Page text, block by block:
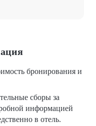
сборы за
информацией
в отель.